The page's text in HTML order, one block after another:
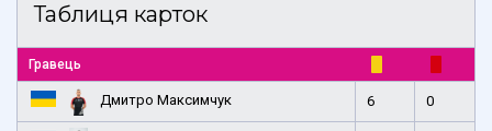
Таблиця карток
Гравець
Дмитро Максимчук 6 0